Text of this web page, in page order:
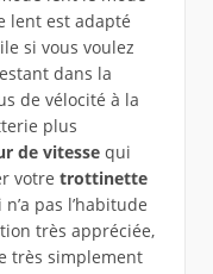
lent est adapté
si vous voulez
dans la
de vélocité à la
plus
de vitessequi
votre trottinette
pas l’habitude
très appréciée,
très simplement